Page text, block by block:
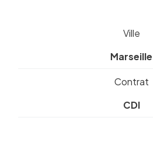
Ville
Marseille
Contrat
CDI